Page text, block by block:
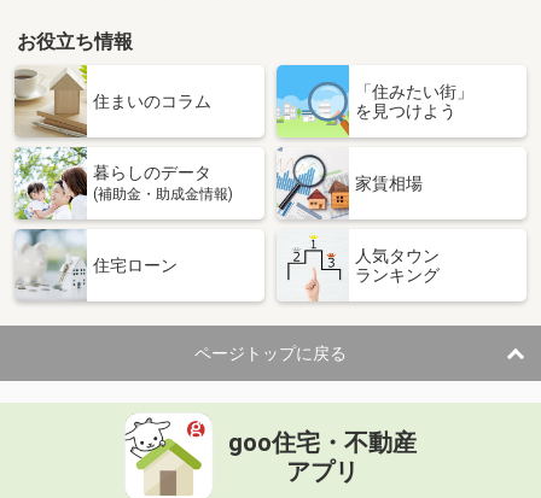
お役立ち情報
住まいのコラム
「住みたい街」
を見つけよう
暮らしのデータ
(補助金・助成金情報)
家賃相場
住宅ローン
人気タウン
ランキング
ページトップに戻る
goo住宅・不動産
アプリ